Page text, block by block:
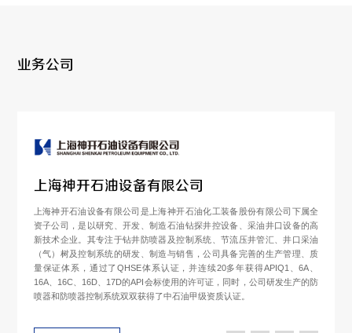
业务公司
上海神开石油设备有限公司
上海神开石油设备有限公司是上海神开石油化工装备股份有限公司下属全
资子公司，是以研究、开发、制造石油钻探井控设备、采油井口设备的高
新技术企业。其专注于钻井防喷器及控制系统、节流压井管汇、井口采油
（气）树及控制系统的研发、制造与销售，公司具备完善的生产管理、质
量保证体系，通过了QHSE体系认证，并连续20多年获得APIQ1、6A、
16A、16C、16D、17D的API会标使用的许可证，同时，公司研发生产的防
喷器和防喷器控制系统双双获得了中石油甲级资质认证。